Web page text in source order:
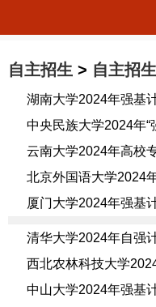
自主招生 > 自主招
湖南大学2024年强基
中央民族大学2024年“
云南大学2024年高校
北京外国语大学2024
厦门大学2024年强基
清华大学2024年自强
西北农林科技大学
中山大学2024年强基